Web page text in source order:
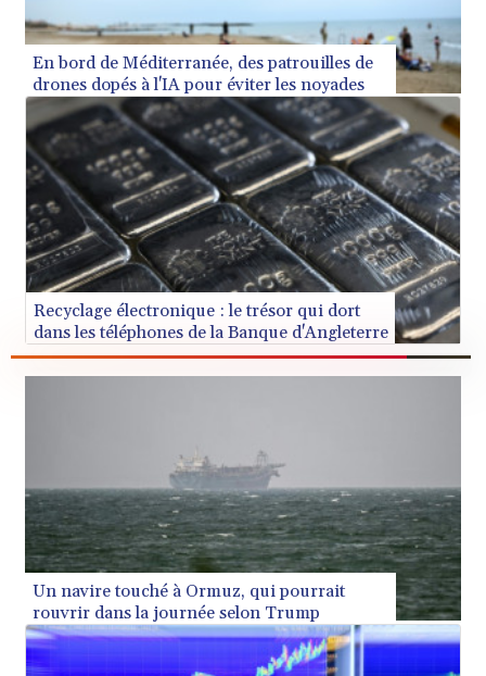
VND 30235.07452
VUV 137.540809
WST 3.145342
XAF 654.86936
XAG 0.018742
XAU 0.000271
XCD 3.11461
XCG 2.076569
XDR 0.813514
XOF 654.872196
XPF 119.331742
YER 272.991507
ZAR 18.833743
ZMK 10373.622108
ZMW 21.920498
ZWL 371.095165
AFN 75.479359
ALL 93.095382
AMD 422.092766
AOA 1057.968242
ARS 1728.428661
AUD 1.638336
AWG 2.074448
AZN 1.961602
BAM 1.952566
BBD 2.320646
En bord de Méditerranée, des patrouilles de
drones dopés à l'IA pour éviter les noyades
Recyclage électronique : le trésor qui dort
dans les téléphones de la Banque d'Angleterre
Un navire touché à Ormuz, qui pourrait
rouvrir dans la journée selon Trump